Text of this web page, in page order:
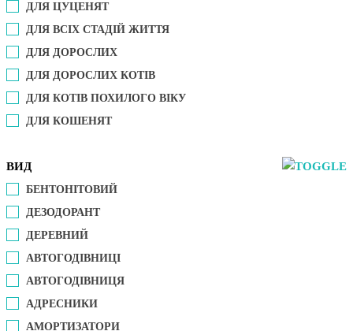
ДЛЯ ЦУЦЕНЯТ
ДЛЯ ВСІХ СТАДІЙ ЖИТТЯ
ДЛЯ ДОРОСЛИХ
ДЛЯ ДОРОСЛИХ КОТІВ
ДЛЯ КОТІВ ПОХИЛОГО ВІКУ
ДЛЯ КОШЕНЯТ
ВИД
БЕНТОНІТОВИЙ
ДЕЗОДОРАНТ
ДЕРЕВНИЙ
АВТОГОДІВНИЦІ
АВТОГОДІВНИЦЯ
АДРЕСНИКИ
АМОРТИЗАТОРИ